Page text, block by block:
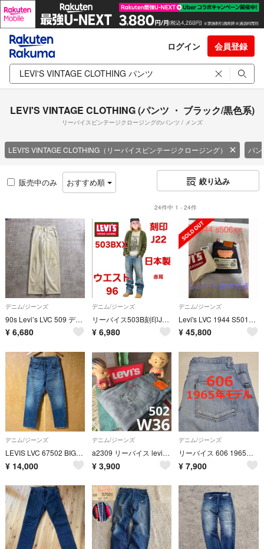
ログイン 会員登録
LEVI'S VINTAGE CLOTHING (パンツ ・ ブラック/黒色系)
リーバイスビンテージクロージングのパンツ / メンズ
LEVI'S VINTAGE CLOTHING（リーバイスビンテージクロージング） パ
販売中のみ おすすめ順 絞り込み
24件中 1 - 24件
デニム/ジーンズ
90s Levi’s LVC 509 デニムパンツ ホワイト 1994年製
¥ 6,680
デニム/ジーンズ
リーバイス503B刻印J22 日本製 ヴィンテージ 赤耳隠しリベット34
¥ 6,980
デニム/ジーンズ
Levi's LVC 1944 S501XX W28 L34 日本製 大戦モデル
¥ 45,800
デニム/ジーンズ
LEVIS LVC 67502 BIGE 赤耳 タロン 日本製 3032 00s
¥ 14,000
デニム/ジーンズ
a2309 リーバイス levis 502 W36 髭落ちブラックストレート
¥ 3,900
デニム/ジーンズ
リーバイス 606 1965年モデル 36060-0005 チェーンステッチ
¥ 7,900